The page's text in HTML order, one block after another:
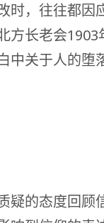
时，往往都因
方长老会
中关于人的堕
疑的态度回顾